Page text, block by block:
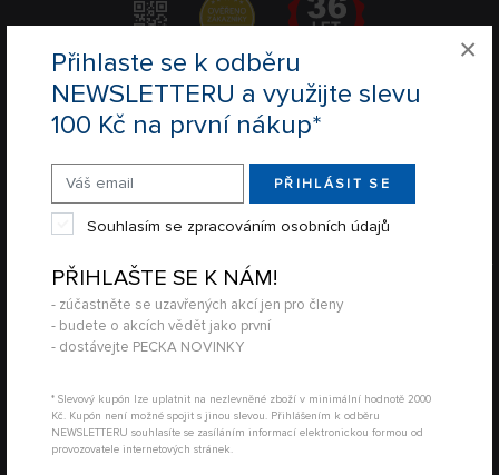
Přihlaste se k odběru
NEWSLETTERU a využijte slevu
100 Kč na první nákup*
PŘIHLÁSIT SE
Souhlasím se zpracováním osobních údajů
PŘIHLAŠTE SE K NÁM!
- zúčastněte se uzavřených akcí jen pro členy
- budete o akcích vědět jako první
- dostávejte PECKA NOVINKY
* Slevový kupón lze uplatnit na nezlevněné zboží v minimální hodnotě 2000
Kč. Kupón není možné spojit s jinou slevou. Přihlášením k odběru
NEWSLETTERU souhlasíte se zasíláním informací elektronickou formou od
provozovatele internetových stránek.
×
32 NA STRÁNCE
KONTAKT
+420 774 590 258
info@peckamodel.cz
PRODEJNY
REGISTRACE NEWSLETTER
REGISTROVAT
Souhlasím se zpracováním osobních údajů